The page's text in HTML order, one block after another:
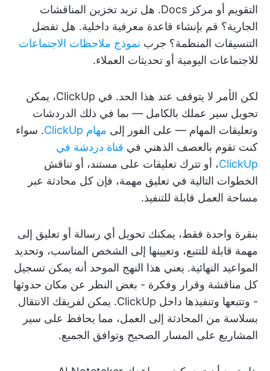
التقويم أو مركز Docs. هل تريد تخزين المناقشات
الجارية؟ قم بإنشاء قاعدة معرفية داخلية. هل تفضل
التنسيقات المنظمة؟ جرب نموذج ملاحظات الاجتماعات
للاجتماعات اليومية أو تحديثات العملاء.
لكن الأمر لا يتوقف عند هذا الحد. في ClickUp، يمكن
تحويل سير عملك بالكامل — بما في ذلك الدردشات
وتعليقات المهام — على الفور إلى مهام ClickUp
. سواء
كنت تقوم بالعصف الذهني في قناة دردشة في
ClickUp، أو تترك تعليقات على مستند، أو تناقش
الخطوات التالية في تعليق مهمة، فإن كل محادثة عبر
مساحة العمل قابلة للتنفيذ.
بنقرة واحدة فقط، يمكنك تحويل أي رسالة أو تعليق إلى
مهمة قابلة للتتبع، وتعيينها إلى الشخص المناسب، وتحديد
المواعيد النهائية. يعني هذا النهج الموحد أنه يمكن تسجيل
كل مناقشة وقرار وفكرة - بغض النظر عن مكان حدوثها
- وتتبعها وتنفيذها داخل ClickUp. يمكن لفريقك الانتقال
بسلاسة من المحادثة إلى العمل، مما يحافظ على سير
المشاريع على المسار الصحيح وتوافق الجميع.